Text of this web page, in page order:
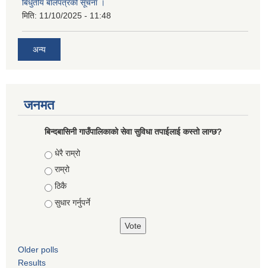
बिधुतीय बाेलपत्रकाे सूचना ।
मिति: 11/10/2025 - 11:48
अन्य
जनमत
बिन्दबासिनी गाउँपालिकाको सेवा सुविधा तपाईलाई कस्तो लाग्छ?
Choices
धेरै राम्रो
राम्रो
ठिकै
सुधार गर्नुपर्ने
Older polls
Results